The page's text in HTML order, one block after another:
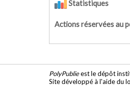
Statistiques
Actions réservées au
PolyPublieest le dépôt
Site développé à l'aide du